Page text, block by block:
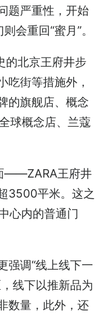
题严重性，开始
会重回“蜜月”。
的北京王府井步
吃街等措施外，
的旗舰店、概念
球概念店、兰蔻
——ZARA王府井
3500平米。这之
心内的普通门
强调“线上线下一
线下以推新品为
数量，此外，还